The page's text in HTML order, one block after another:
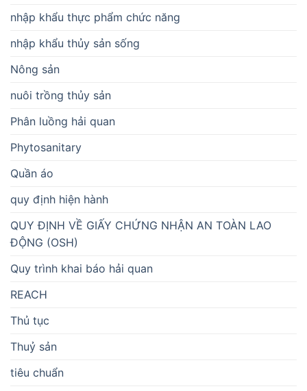
nhập khẩu thực phẩm chức năng
nhập khẩu thủy sản sống
Nông sản
nuôi trồng thủy sản
Phân luồng hải quan
Phytosanitary
Quần áo
quy định hiện hành
QUY ĐỊNH VỀ GIẤY CHỨNG NHẬN AN TOÀN LAO
ĐỘNG (OSH)
Quy trình khai báo hải quan
REACH
Thủ tục
Thuỷ sản
tiêu chuẩn